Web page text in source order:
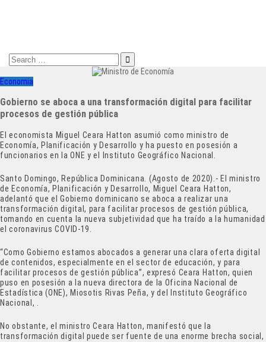
Search
for:
Economia
Gobierno se aboca a una transformación digital para facilitar
procesos de gestión pública
El economista Miguel Ceara Hatton asumió como ministro de
Economía, Planificación y Desarrollo y ha puesto en posesión a
funcionarios en la ONE y el Instituto Geográfico Nacional.
Santo Domingo, República Dominicana. (Agosto de 2020).- El ministro
de Economía, Planificación y Desarrollo, Miguel Ceara Hatton,
adelantó que el Gobierno dominicano se aboca a realizar una
transformación digital, para facilitar procesos de gestión pública,
tomando en cuenta la nueva subjetividad que ha traído a la humanidad
el coronavirus COVID-19.
“Como Gobierno estamos abocados a generar una clara oferta digital
de contenidos, especialmente en el sector de educación, y para
facilitar procesos de gestión pública”, expresó Ceara Hatton, quien
puso en posesión a la nueva directora de la Oficina Nacional de
Estadística (ONE), Miosotis Rivas Peña, y del Instituto Geográfico
Nacional, .
No obstante, el ministro Ceara Hatton, manifestó que la
transformación digital puede ser fuente de una enorme brecha social,